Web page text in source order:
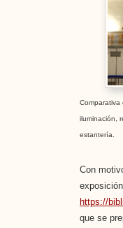
Comparativa
iluminación,
estantería.
Con
https://
que se